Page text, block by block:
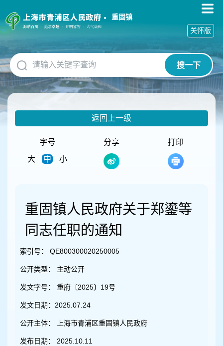
障
碍
作
说
明
跳
到
网
重固镇
搜一下
关怀版
返回上一级
字号
大
中 小
分享 打印
重固镇人民政府关于郑鎏等
同志任职的通知
索引号： QE800300020250005
公开类型： 主动公开
发文字号： 重府〔2025〕19号
发文日期： 2025.07.24
公开主体： 上海市青浦区重固镇人民政府
发布日期： 2025.10.11